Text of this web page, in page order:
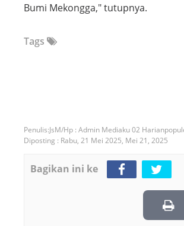
Bumi Mekongga," tutupnya.
Tags
JsM/Hp : Admin Mediaku 02
Diposting : Rabu, 21 Mei 2025, Mei 21, 2025
Bagikan ini ke